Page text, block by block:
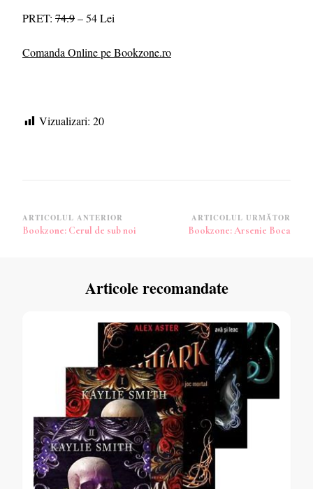
PRET: 74.9– 54 Lei
Comanda Online pe Bookzone.ro
Vizualizari: 20
Navigare
în
ARTICOLUL ANTERIOR
Bookzone: Cerul de sub noi
ARTICOLUL URMĂTOR
Bookzone: Arsenie Boca
Articole recomandate